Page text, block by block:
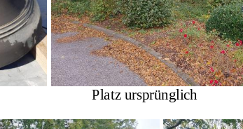
Platz ursprünglich